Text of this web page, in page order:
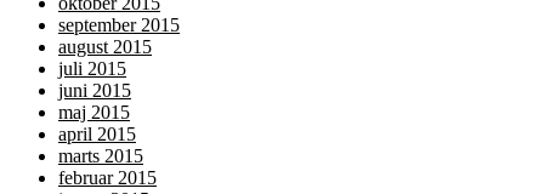
september 2015
august 2015
juli 2015
juni 2015
maj 2015
april 2015
marts 2015
februar 2015